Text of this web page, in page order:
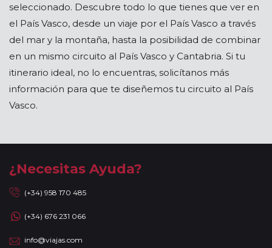
seleccionado. Descubre todo lo que tienes que ver en
el País Vasco, desde un viaje por el País Vasco a través
del mar y la montaña, hasta la posibilidad de combinar
en un mismo circuito al País Vasco y Cantabria. Si tu
itinerario ideal, no lo encuentras, solicítanos más
información para que te diseñemos tu circuito al País
Vasco.
¿Necesitas Ayuda?
(+34) 958 170 485
(+34) 676 231 066
info@viajas.com